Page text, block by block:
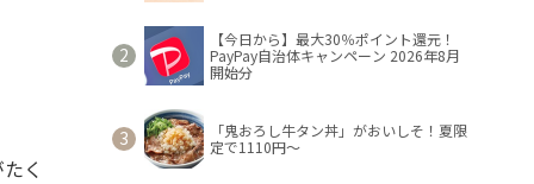
く
【今日から】最大30％ポイント還元！
PayPay自治体キャンペーン 2026年8月
開始分
「鬼おろし牛タン丼」がおいしそ！夏限
定で1110円～